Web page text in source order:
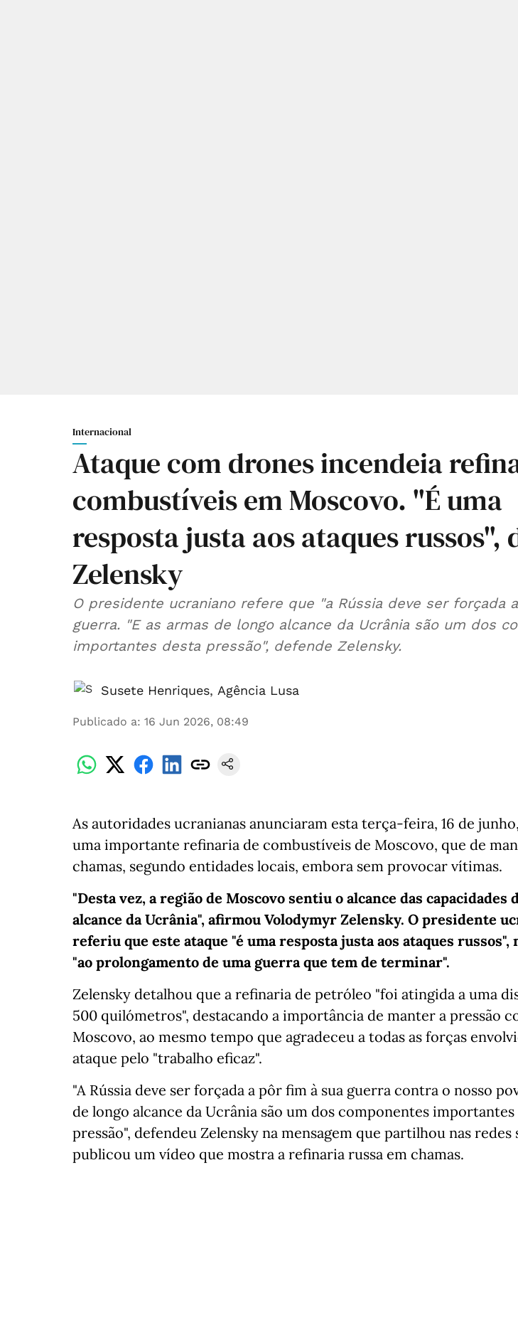
Internacional
Ataque com drones incendeia
combustíveis em Moscovo. "É uma
resposta justa aos ataques russos",
Zelensky
O presidente ucraniano refere que "a Rússia deve ser forçada
guerra. "E as armas de longo alcance da Ucrânia são um dos
importantes desta pressão", defende Zelensky.
Susete Henriques, Agência Lusa
Publicado a: 16 Jun 2026, 08:49
As autoridades ucranianas anunciaram esta terça-feira, 16 de
uma importante refinaria de combustíveis de Moscovo, que de
chamas, segundo entidades locais, embora sem provocar vítimas.
"Desta vez, a região de Moscovo sentiu o alcance das capacidades
alcance da Ucrânia", afirmou Volodymyr Zelensky. O presidente
referiu que este ataque "é uma resposta justa aos ataques russos",
"ao prolongamento de uma guerra que tem de terminar".
Zelensky detalhou que a refinaria de petróleo "foi atingida a uma
500 quilómetros", destacando a importância de manter a pressão
Moscovo, ao mesmo tempo que agradeceu a todas as forças
ataque pelo "trabalho eficaz".
"A Rússia deve ser forçada a pôr fim à sua guerra contra o nosso
de longo alcance da Ucrânia são um dos componentes importantes
pressão", defendeu Zelensky na mensagem que partilhou nas redes
publicou um vídeo que mostra a refinaria russa em chamas.